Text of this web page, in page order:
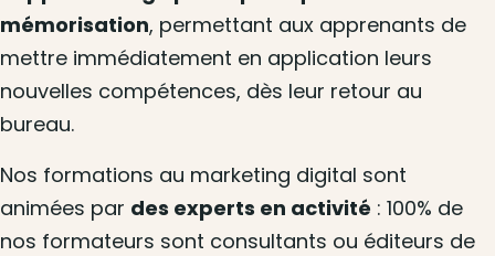
mémorisation, permettant aux apprenants de
mettre immédiatement en application leurs
nouvelles compétences, dès leur retour au
bureau.
Nos formations au marketing digital sont
animées par des experts en activité : 100% de
nos formateurs sont consultants ou éditeurs de